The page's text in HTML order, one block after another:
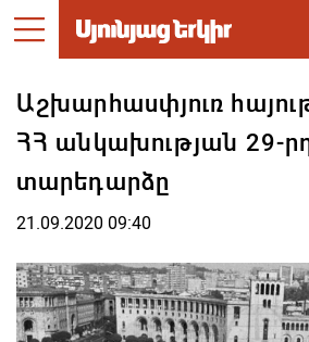
Աշխարհասփյուռ
ՀՀ անկախության 29-
տարեդարձը
21.09.2020 09:40